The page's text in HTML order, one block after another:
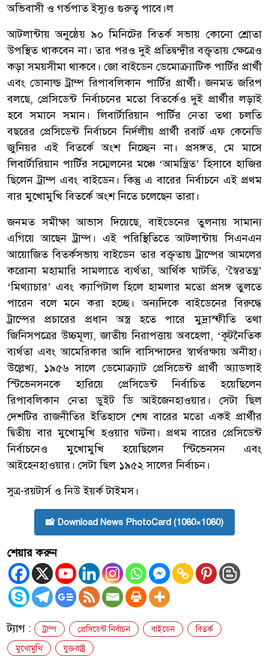
অভিবাসী ও গর্ভপাত ইস্যুও গুরুত্ব পাবে।ল
আটলান্টায় অনুষ্ঠেয় ৯০ মিনিটের বিতর্ক সভায় কোনো শ্রোতা
উপস্থিত থাকবেন না। তার পরও দুই প্রতিদ্বন্দ্বীর বক্তৃতায় ক্ষেত্রেও
কড়া সময়সীমা থাকবে। জো বাইডেন ডেমোক্র্যাটিক পার্টির প্রার্থী
এবং ডোনাল্ড ট্রাম্প রিপাবলিকান পার্টির প্রার্থী। জনমত জরিপ
বলছে, প্রেসিডেন্ট নির্বাচনের মতো বিতর্কেও দুই প্রার্থীর লড়াই
হবে সমানে সমান। লিবার্টারিয়ান পার্টির নেতা তথা চলতি
বছরের প্রেসিডেন্ট নির্বাচনে নির্দলীয় প্রার্থী রবার্ট এফ কেনেডি
জুনিয়র এই বিতর্কে অংশ নিচ্ছেন না। প্রসঙ্গত, মে মাসে
লিবার্টারিয়ান পার্টির সম্মেলনের মঞ্চে ‘আমন্ত্রিত’ হিসাবে হাজির
ছিলেন ট্রাম্প এবং বাইডেন। কিন্তু এ বারের নির্বাচনে এই প্রথম
বার মুখোমুখি বিতর্কে অংশ নিতে চলেছেন তারা।
জনমত সমীক্ষা আভাস দিয়েছে, বাইডেনের তুলনায় সামান্য
এগিয়ে আছেন ট্রাম্প। এই পরিস্থিতিতে আটলান্টায় সিএনএন
আয়োজিত বিতর্কসভায় বাইডেন তার বক্তৃতায় ট্রাম্পের আমলের
করোনা মহামারি সামলাতে ব্যর্থতা, আর্থিক ঘাটতি, ‘স্বৈরতন্ত্র’
‘মিথ্যাচার’ এবং ক্যাপিটাল হিলে হামলার মতো প্রসঙ্গ তুলতে
পারেন বলে মনে করা হচ্ছে। অন্যদিকে বাইডেনের বিরুদ্ধে
ট্রাম্পের প্রচারের প্রধান অস্ত্র হতে পারে মুদ্রাস্ফীতি তথা
জিনিসপত্রের উচ্চমূল্য, জাতীয় নিরাপত্তায় অবহেলা, ‘কূটনৈতিক
ব্যর্থতা এবং আমেরিকার আদি বাসিন্দাদের স্বার্থরক্ষায় অনীহা।
উল্লেখ্য, ১৯৫৬ সালে ডেমোক্র্যাট প্রেসিডেন্ট প্রার্থী অ্যাডলাই
স্টিভেনসনকে হারিয়ে প্রেসিডেন্ট নির্বাচিত হয়েছিলেন
রিপাবলিকান নেতা ডুইট ডি আইজেনহাওয়ার। সেটা ছিল
দেশটির রাজনীতির ইতিহাসে শেষ বারের মতো একই প্রার্থীর
দ্বিতীয় বার মুখোমুখি হওয়ার ঘটনা। প্রথম বারের প্রেসিডেন্ট
নির্বাচনেও মুখোমুখি হয়েছিলেন স্টিভেনসন এবং
আইহেনহাওয়ার। সেটা ছিল ১৯৫২ সালের নির্বাচন।
সুত্র-রয়টার্স ও নিউ ইয়র্ক টাইমস।
📸 Download News PhotoCard (1080×1080)
শেয়ার করুন
ট্যাগ : ট্রাম্প প্রেসিডেন্ট নির্বাচন বাইডেন
বিতর্ক
মুখোমুখি
যুক্তরাষ্ট্র